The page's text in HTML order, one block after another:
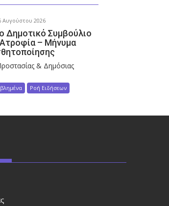
Αυγούστου 2026
Δημοτικό Συμβούλιο
– Μήνυμα
& Δημόσιας
Ροή Ειδήσεων